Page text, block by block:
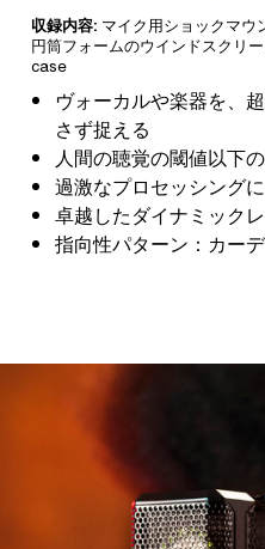
ヴォーカルや楽器を、
さず捉える
人間の聴覚の閾値以下
過激なプロセッシング
卓越したダイナミック
指向性パターン：カー
収録内容: マイク用ショックマウ
円筒フォームのウインドスクリ
case